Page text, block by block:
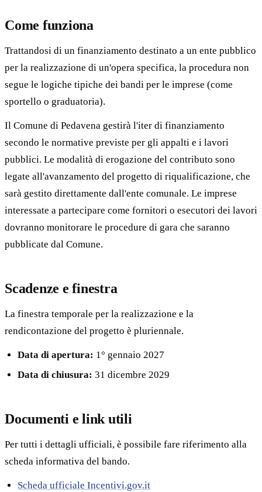
Come funziona
Trattandosi di un finanziamento destinato a un ente pubblico
per la realizzazione di un'opera specifica, la procedura non
segue le logiche tipiche dei bandi per le imprese (come
sportello o graduatoria).
Il Comune di Pedavena gestirà l'iter di finanziamento
secondo le normative previste per gli appalti e i lavori
pubblici. Le modalità di erogazione del contributo sono
legate all'avanzamento del progetto di riqualificazione, che
sarà gestito direttamente dall'ente comunale. Le imprese
interessate a partecipare come fornitori o esecutori dei lavori
dovranno monitorare le procedure di gara che saranno
pubblicate dal Comune.
Scadenze e finestra
La finestra temporale per la realizzazione e la
rendicontazione del progetto è pluriennale.
Data di apertura: 1° gennaio 2027
Data di chiusura: 31 dicembre 2029
Documenti e link utili
Per tutti i dettagli ufficiali, è possibile fare riferimento alla
scheda informativa del bando.
Scheda ufficiale Incentivi.gov.it